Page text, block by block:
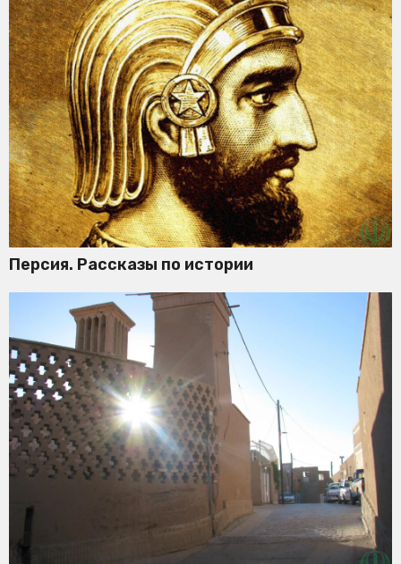
Персия. Рассказы по истории